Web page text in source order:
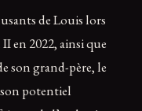
de Louis lors
en 2022, ainsi que
son grand-père, le
potentiel